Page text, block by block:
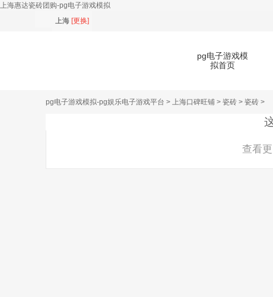
上海惠达瓷砖团购-pg电子游戏模拟
上海 [更换]
pg电子游戏模
拟首页
扫
pg电子游戏模拟-pg娱乐电子游戏平台 > 上海口碑旺铺 > 瓷砖 > 瓷砖 >
查看